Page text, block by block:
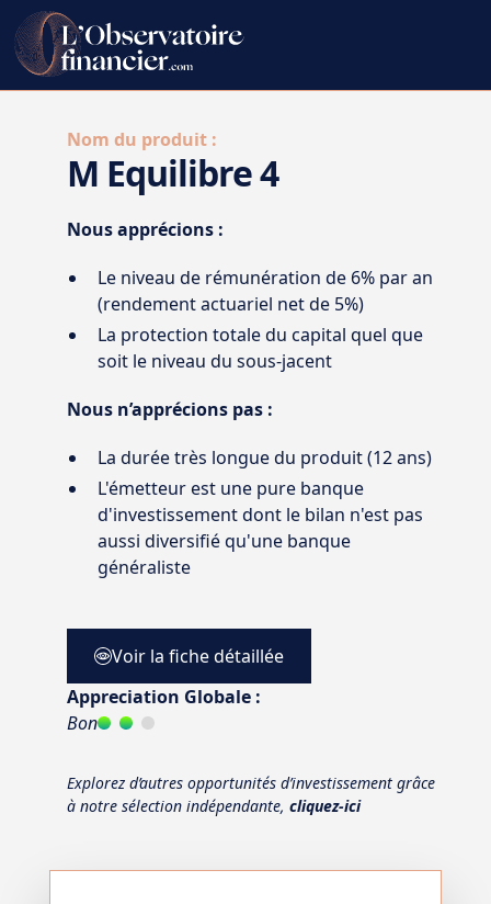
Nom du produit :
M Equilibre 4
Nous apprécions :
Le niveau de rémunération de 6% par an
(rendement actuariel net de 5%)
La protection totale du capital quel que
soit le niveau du sous-jacent
Nous n’apprécions pas :
La durée très longue du produit (12 ans)
L'émetteur est une pure banque
d'investissement dont le bilan n'est pas
aussi diversifié qu'une banque
généraliste
Voir la fiche détaillée
Appreciation Globale :
Bon
Explorez d’autres opportunités d’investissement grâce
à notre sélection indépendante, cliquez-ici